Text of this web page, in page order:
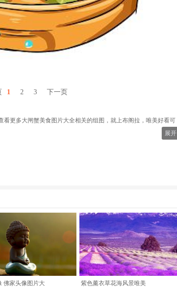
1 2 3 下一页
看更多大闸蟹美食图片大全相关的组图，就上布阁拉，唯美好看可
展开
佛家头像图片大 紫色薰衣草花海风景唯美